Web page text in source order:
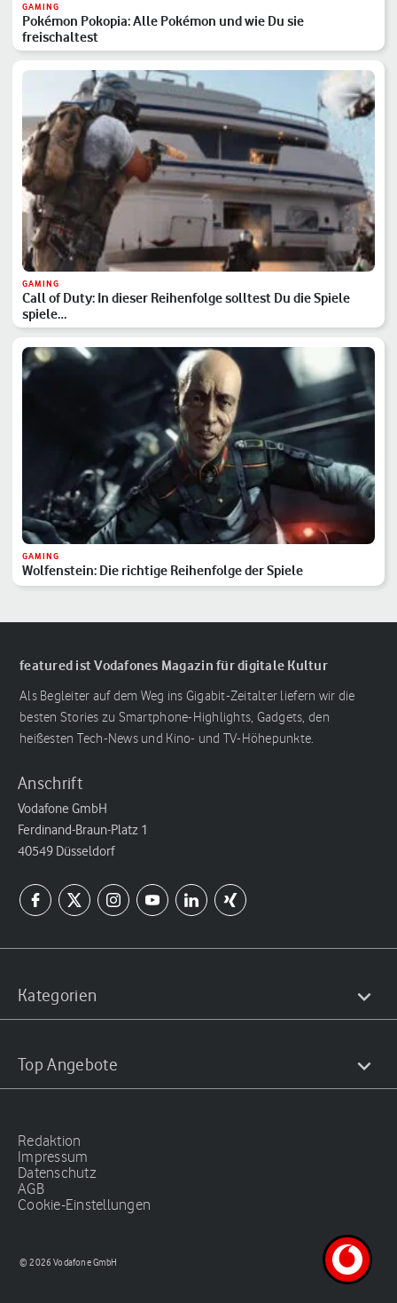
GAMING
Pokémon Pokopia: Alle Pokémon und wie Du sie
freischaltest
GAMING
Call of Duty: In dieser Reihenfolge solltest Du die Spiele
spiele…
GAMING
Wolfenstein: Die richtige Reihenfolge der Spiele
featured ist Vodafones Magazin für digitale Kultur
Als Begleiter auf dem Weg ins Gigabit-Zeitalter liefern wir die
besten Stories zu Smartphone-Highlights, Gadgets, den
heißesten Tech-News und Kino- und TV-Höhepunkte.
Anschrift
Vodafone GmbH
Ferdinand-Braun-Platz 1
40549 Düsseldorf
Kategorien
Top Angebote
Redaktion
Impressum
Datenschutz
AGB
Cookie-Einstellungen
© 2026 Vodafone GmbH